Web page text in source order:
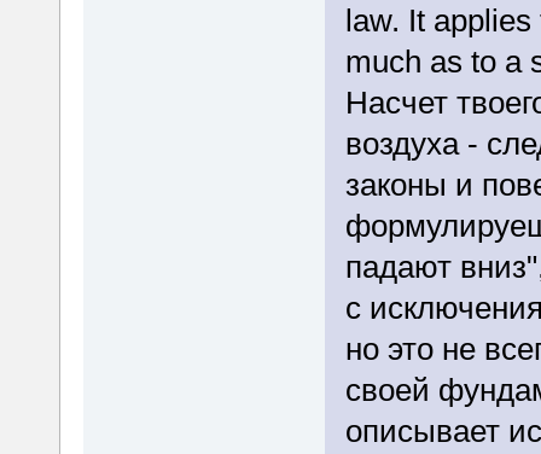
law. It
much as to a
Насчет
воздуха -
законы и
падают
с
но это не
своей
описывает